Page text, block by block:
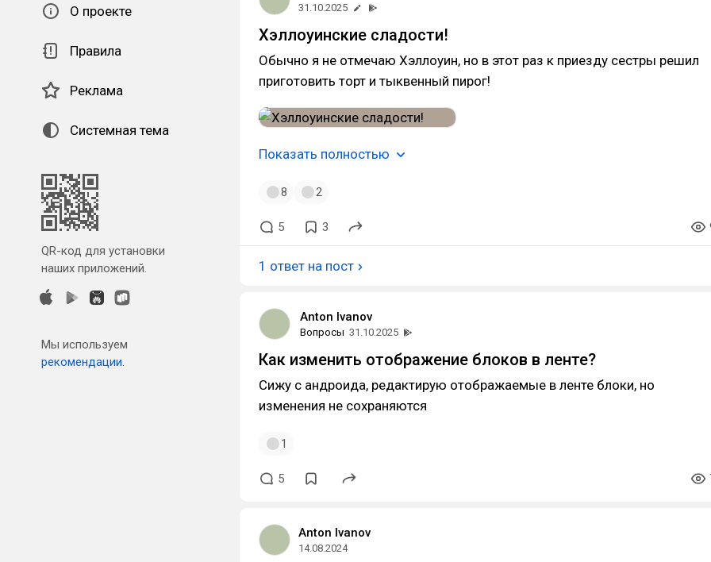
О проекте
Правила
Реклама
Системная тема
QR-код для установки
наших приложений.
Мы используем
рекомендации.
31.10.2025
Хэллоуинские сладости!
Обычно я не отмечаю Хэллоуин, но в этот раз к приезду сестры решил
приготовить торт и тыквенный пирог!
Показать полностью
8 2
5 3
1 ответ на пост
Anton Ivanov
Вопросы 31.10.2025
Как изменить отображение блоков в ленте?
Сижу с андроида, редактирую отображаемые в ленте блоки, но
изменения не сохраняются
1
5
Anton Ivanov
14.08.2024